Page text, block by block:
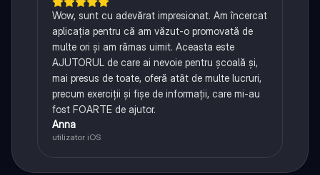
Wow, sunt cu adevărat impresionat. Am încercat
aplicația pentru că am văzut-o promovată de
multe ori și am rămas uimit. Aceasta este
AJUTORUL de care ai nevoie pentru școală și,
mai presus de toate, oferă atât de multe lucruri,
precum exerciții și fișe de informații, care mi-au
fost FOARTE de ajutor.
Anna
utilizator iOS